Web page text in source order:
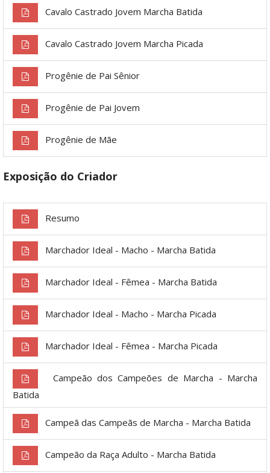
Cavalo Castrado Jovem Marcha Batida
Cavalo Castrado Jovem Marcha Picada
Progênie de Pai Sênior
Progênie de Pai Jovem
Progênie de Mãe
Exposição do Criador
Resumo
Marchador Ideal - Macho - Marcha Batida
Marchador Ideal - Fêmea - Marcha Batida
Marchador Ideal - Macho - Marcha Picada
Marchador Ideal - Fêmea - Marcha Picada
Campeão dos Campeões de Marcha - Marcha
Batida
Campeã das Campeãs de Marcha - Marcha Batida
Campeão da Raça Adulto - Marcha Batida